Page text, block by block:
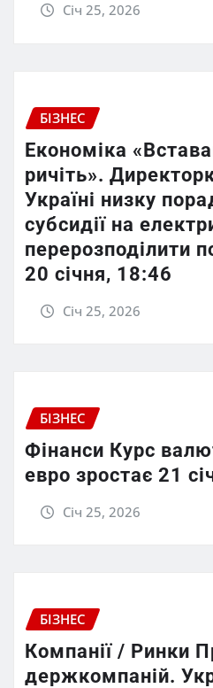
Січ 25, 2026
БІЗНЕС
Економіка
ричіть».
Україні низку
субсидії на
перерозподілити
20 січня, 18:46
Січ 25, 2026
БІЗНЕС
Фінанси Курс
евро зростає 21
Січ 25, 2026
БІЗНЕС
Компанії / Ринки
держкомпаній.